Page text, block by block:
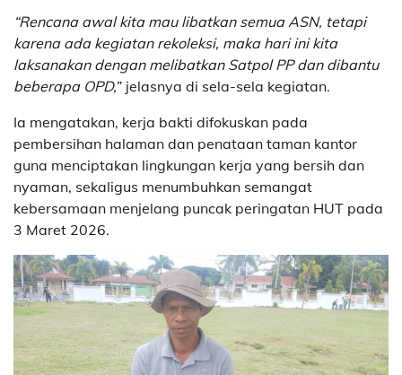
“Rencana awal kita mau libatkan semua ASN, tetapi
karena ada kegiatan rekoleksi, maka hari ini kita
laksanakan dengan melibatkan Satpol PP dan dibantu
beberapa OPD,” jelasnya di sela-sela kegiatan.
Ia mengatakan, kerja bakti difokuskan pada
pembersihan halaman dan penataan taman kantor
guna menciptakan lingkungan kerja yang bersih dan
nyaman, sekaligus menumbuhkan semangat
kebersamaan menjelang puncak peringatan HUT pada
3 Maret 2026.